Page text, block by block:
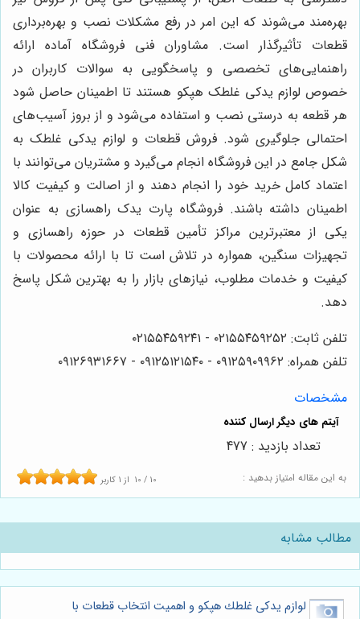
بهره‌مند می‌شوند که این امر در رفع مشکلات نصب و بهره‌برداری
قطعات تأثیرگذار است. مشاوران فنی فروشگاه آماده ارائه
راهنمایی‌های تخصصی و پاسخگویی به سوالات کاربران در
خصوص لوازم یدکی غلطک هپکو هستند تا اطمینان حاصل شود
هر قطعه به درستی نصب و استفاده می‌شود و از بروز آسیب‌های
احتمالی جلوگیری شود. فروش قطعات و لوازم یدکی غلطک به
شکل جامع در این فروشگاه انجام می‌گیرد و مشتریان می‌توانند با
اعتماد کامل خرید خود را انجام دهند و از اصالت و کیفیت کالا
اطمینان داشته باشند. فروشگاه پارت یدک راهسازی به عنوان
یکی از معتبرترین مراکز تأمین قطعات در حوزه راهسازی و
تجهیزات سنگین، همواره در تلاش است تا با ارائه محصولات با
کیفیت و خدمات مطلوب، نیازهای بازار را به بهترین شکل پاسخ
دهد.
تلفن ثابت: ۰۲۱۵۵۴۵۹۲۵۲ - ۰۲۱۵۵۴۵۹۲۴۱
تلفن همراه: ۰۹۱۲۵۹۰۹۹۶۲ - ۰۹۱۲۵۱۲۱۵۴۰‌‌‌ - ۰۹۱۲۶۹۳۱۶۶۷
مشخصات
به این مقاله امتیاز بدهید : 10 / 10 از1 کاربر
تعداد بازدید : 477
مطالب مشابه
لوازم يدكى غلطك هپكو و اهمیت انتخاب قطعات با